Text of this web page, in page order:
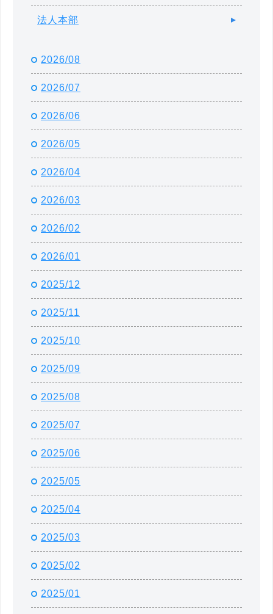
法人本部
2026/08
2026/07
2026/06
2026/05
2026/04
2026/03
2026/02
2026/01
2025/12
2025/11
2025/10
2025/09
2025/08
2025/07
2025/06
2025/05
2025/04
2025/03
2025/02
2025/01